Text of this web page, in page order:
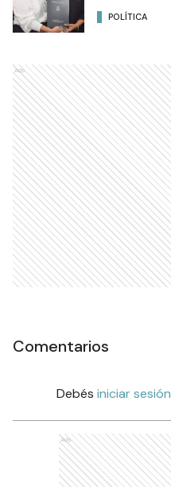
POLÍTICA
Ads
Comentarios
Debés iniciar sesión
Ads